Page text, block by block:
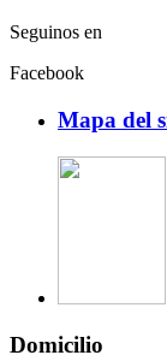
Seguinos en
Facebook
Mapa del
Domicilio